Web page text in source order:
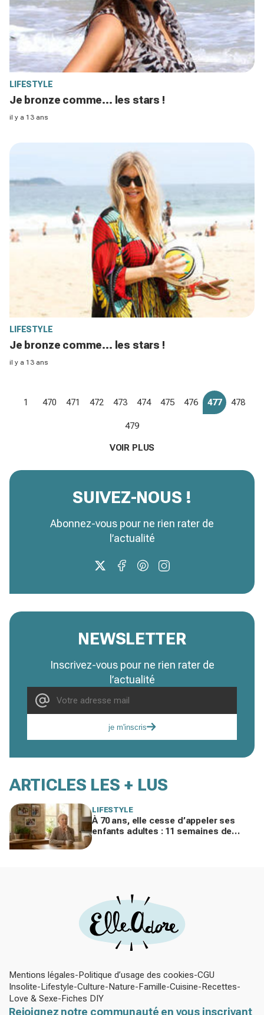
LIFESTYLE
Je bronze comme... les stars !
il y a 13 ans
LIFESTYLE
Je bronze comme... les stars !
il y a 13 ans
1 470 471 472 473 474 475 476 477 478
479
VOIR PLUS
SUIVEZ-NOUS !
Abonnez-vous pour ne rien rater de
l’actualité
NEWSLETTER
Inscrivez-vous pour ne rien rater de
l’actualité
je m'inscris
ARTICLES LES + LUS
LIFESTYLE
À 70 ans, elle cesse d’appeler ses
enfants adultes : 11 semaines de
Mentions légales Politique d’usage des cookies CGU
Insolite Lifestyle Culture Nature Famille Cuisine Recettes
Love & Sexe Fiches DIY
Rejoignez notre communauté en vous inscrivant